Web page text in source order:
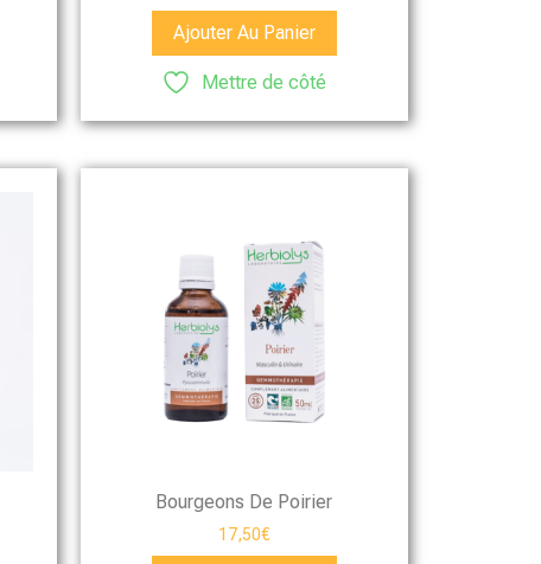
Ajouter Au Panier
Mettre de côté
Bourgeons De Poirier
17,50€